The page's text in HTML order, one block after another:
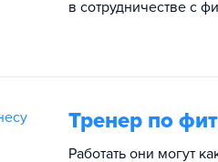
в сотрудничестве с
Тренер по
Работать они могут